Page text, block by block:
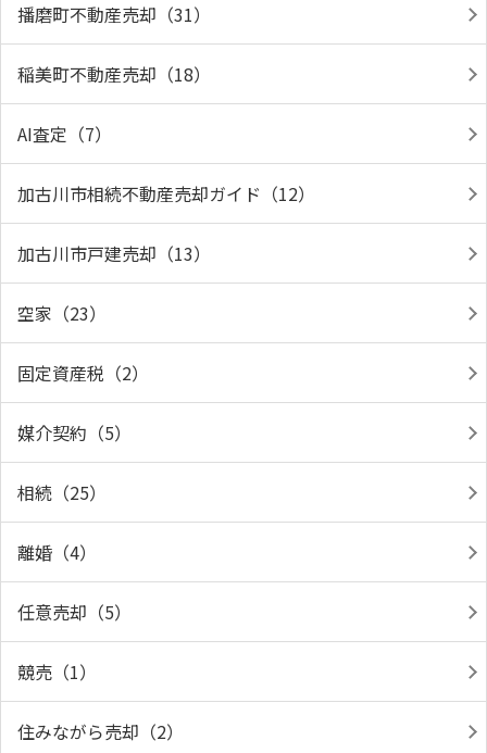
播磨町不動産売却（31）
稲美町不動産売却（18）
AI査定（7）
加古川市相続不動産売却ガイド（12）
加古川市戸建売却（13）
空家（23）
固定資産税（2）
媒介契約（5）
相続（25）
離婚（4）
任意売却（5）
競売（1）
住みながら売却（2）